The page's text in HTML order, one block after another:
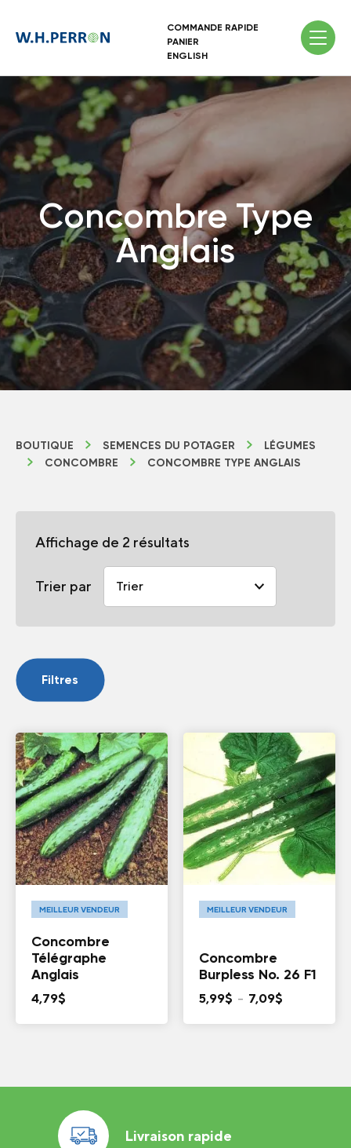
COMMANDE RAPIDE
PANIER
ENGLISH
Concombre Type
Anglais
BOUTIQUE SEMENCES DU POTAGER
LÉGUMES
CONCOMBRE
CONCOMBRE TYPE ANGLAIS
Affichage de 2 résultats
Trier par
Filtres
MEILLEUR VENDEUR
Concombre
Télégraphe
Anglais
4,79$
MEILLEUR VENDEUR
Concombre
Burpless No. 26 F1
5,99$ – 7,09$
7,09$
Livraison rapide